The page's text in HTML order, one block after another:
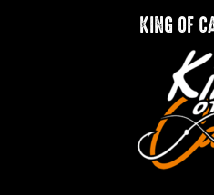
KING OF